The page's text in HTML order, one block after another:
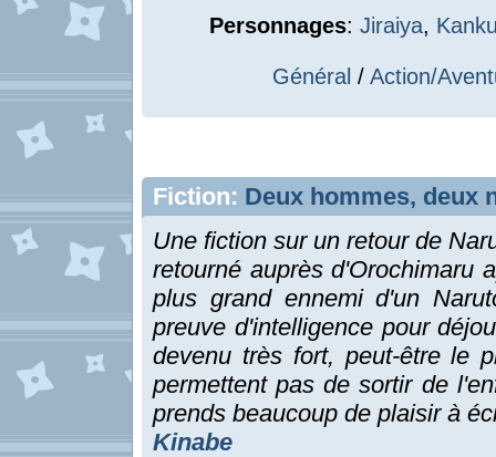
Personnages: Jiraiya,
Général / Action/
Fiction: Deux hommes, deux
Une fiction sur un retour de
retourné auprès d'Orochimaru
plus grand ennemi d'un
preuve d'intelligence pour
devenu très fort, peut-être le
permettent pas de sortir de
prends beaucoup de plaisir à
Kinabe